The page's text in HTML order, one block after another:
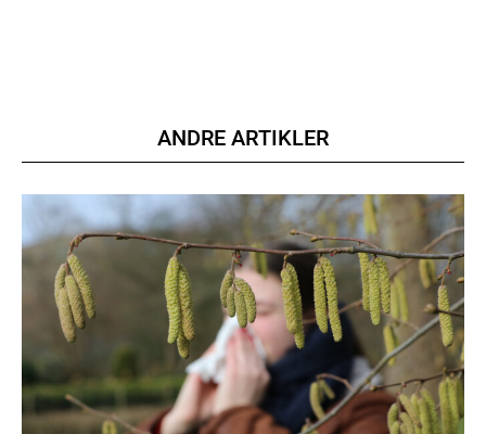
Member full access
100DKK / year
Etiam est nibh, lobortis sit
Praesent euismod ac
Ut mollis pellentesque tortor
Nullam eu erat condimentum
Donec quis est ac felis
ANDRE ARTIKLER